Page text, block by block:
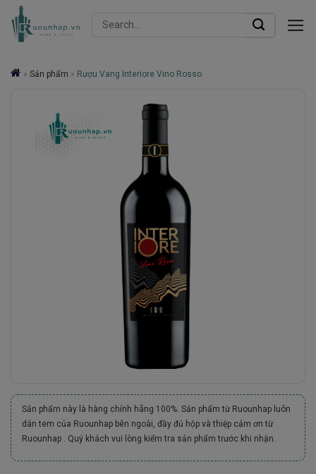
Skip
Search
» Sản phẩm » Rượu Vang Interiore Vino Rosso
Sản phẩm này là hàng chính hãng 100%. Sản phẩm từ Ruounhap luôn
dán tem của Ruounhap bên ngoài, đầy đủ hộp và thiệp cảm ơn từ
Ruounhap . Quý khách vui lòng kiểm tra sản phẩm trước khi nhận.